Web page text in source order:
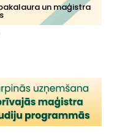
un maģistra
universitāte
no 10. augusta līdz